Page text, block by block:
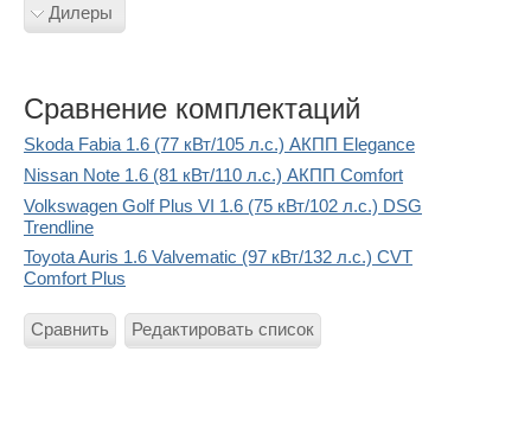
Дилеры
Сравнение комплектаций
Skoda Fabia 1.6 (77 кВт/105 л.с.) АКПП Elegance
Nissan Note 1.6 (81 кВт/110 л.с.) АКПП Comfort
Volkswagen Golf Plus VI 1.6 (75 кВт/102 л.с.) DSG
Trendline
Toyota Auris 1.6 Valvematic (97 кВт/132 л.с.) CVT
Comfort Plus
Сравнить Редактировать список